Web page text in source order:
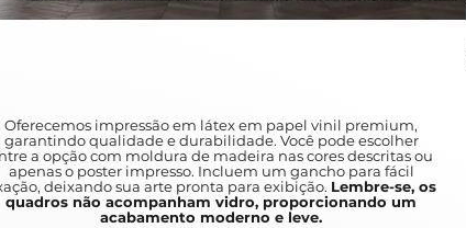
Oferecemos impressão em látex em papel vinil premium,
garantindo qualidade e durabilidade. Você pode escolher
a opção com moldura de madeira nas cores descritas ou
apenas o poster impresso. Incluem um gancho para fácil
deixando sua arte pronta para exibição. Lembre-se, os
quadros não acompanham vidro, proporcionando um
acabamento moderno e leve.